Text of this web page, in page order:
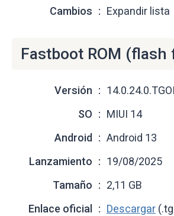
Cambios
Expandir lista
Fastboot ROM (flash
Versión
SO
MIUI 14
Android
Android 13
Lanzamiento
19/08/2025
Tamaño
2,11 GB
Enlace oficial
Descargar